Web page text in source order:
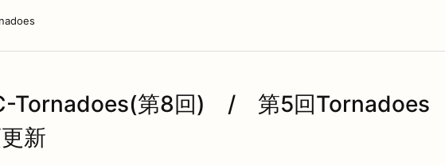
Tornadoes(第8回) / 第5回Tornadoes
新